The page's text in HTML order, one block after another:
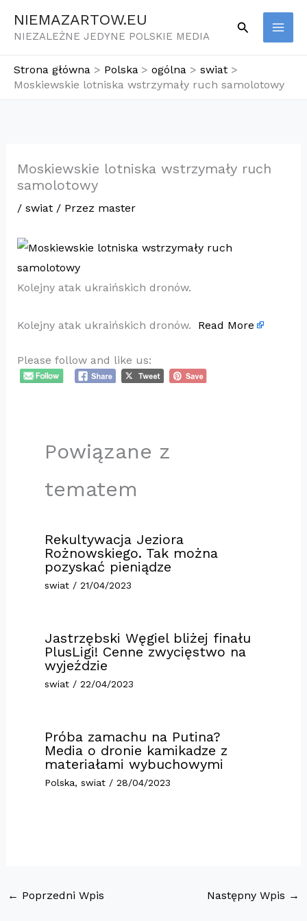
NIEMAZARTOW.EU
NIEZALEŻNE JEDYNE POLSKIE MEDIA
Szukaj
Strona główna Polska ogólna
swiat
Moskiewskie lotniska wstrzymały ruch samolotowy
Moskiewskie lotniska wstrzymały ruch
samolotowy
/ swiat/ Przez master
Kolejny atak ukraińskich dronów.
Kolejny atak ukraińskich dronów. Read More
Please follow and like us:
Powiązane z
tematem
Rekultywacja Jeziora
Rożnowskiego. Tak można
pozyskać pieniądze
swiat/ 21/04/2023
Jastrzębski Węgiel bliżej finału
PlusLigi! Cenne zwycięstwo na
wyjeździe
swiat/ 22/04/2023
Próba zamachu na Putina?
Media o dronie kamikadze z
materiałami wybuchowymi
Polska, swiat/ 28/04/2023
← Poprzedni Wpis Następny Wpis →